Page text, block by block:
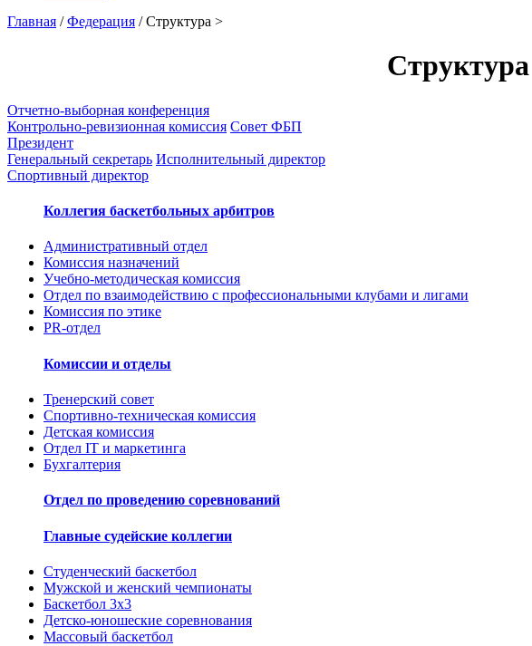
Главная /Федерация / Структура >
Отчетно-выборная конференция
Контрольно-ревизионная комиссия Совет ФБП
Президент
Генеральный секретарь Исполнительный директор
Спортивный директор
Коллегия баскетбольных арбитров
Административный отдел
Комиссия назначений
Учебно-методическая комиссия
Отдел по взаимодействию с профессиональными клубами и лигами
Комиссия по этике
PR-отдел
Комиссии и отделы
Тренерский совет
Спортивно-техническая комиссия
Детская комиссия
Отдел IT и маркетинга
Бухгалтерия
Отдел по проведению соревнований
Главные судейские коллегии
Студенческий баскетбол
Мужской и женский чемпионаты
Баскетбол 3х3
Детско-юношеские соревнования
Массовый баскетбол